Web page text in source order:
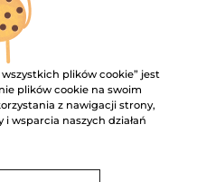
plików cookie” jest
plików cookie na swoim
z nawigacji strony,
wsparcia naszych działań